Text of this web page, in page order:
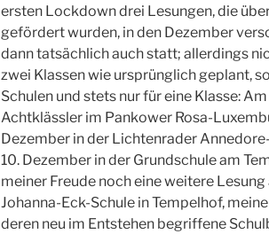
ersten Lockdown drei Lesungen, die
gefördert wurden, in den Dezember
dann tatsächlich auch statt; allerdings
zwei Klassen wie ursprünglich geplant,
Schulen und stets nur für eine Klasse:
Achtklässler im Pankower Rosa-
Dezember in der Lichtenrader
10. Dezember in der Grundschule am
meiner Freude noch eine weitere Lesung
Johanna-Eck-Schule in Tempelhof,
deren neu im Entstehen begriffene